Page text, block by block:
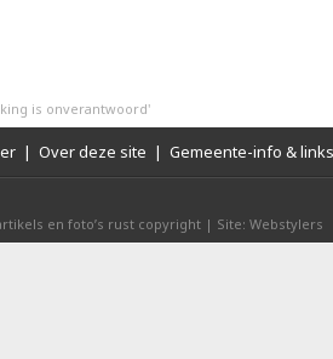
is onverantwoord'
| Over deze site | Gemeente-info & links
en foto’s rust copyright | Site: Webstylers